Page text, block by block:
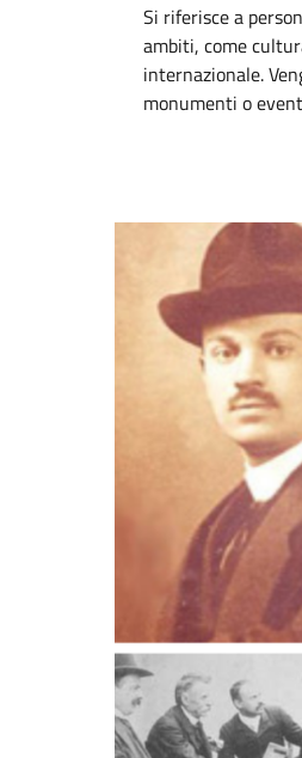
Descrizione breve
Si riferisce a
ambiti, come
internazionale.
monumenti o